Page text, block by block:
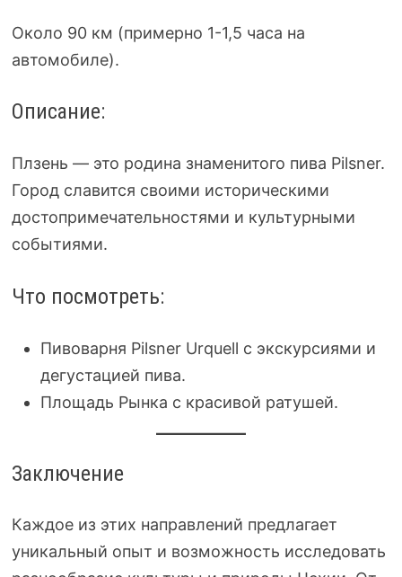
Около 90 км (примерно 1-1,5 часа на
автомобиле).
Описание:
Плзень — это родина знаменитого пива Pilsner.
Город славится своими историческими
достопримечательностями и культурными
событиями.
Что посмотреть:
Пивоварня Pilsner Urquell с экскурсиями и
дегустацией пива.
Площадь Рынка с красивой ратушей.
Заключение
Каждое из этих направлений предлагает
уникальный опыт и возможность исследовать